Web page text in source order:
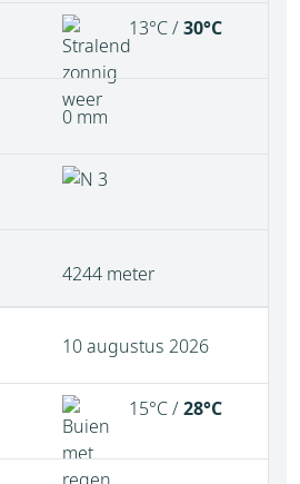
13°C /30°C
0 mm
4244 meter
10 augustus 2026
15°C /28°C